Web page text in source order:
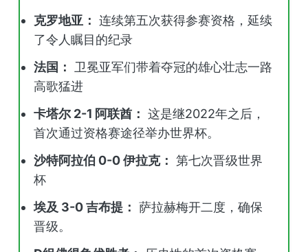
克罗地亚： 连续第五次获得参赛资格，延续
了令人瞩目的纪录
法国：
卫冕亚军们带着夺冠的雄心壮志一路
高歌猛进
卡塔尔 2-1 阿联酋： 这是继2022年之后，
首次通过资格赛途径举办世界杯。
沙特阿拉伯 0-0 伊拉克： 第七次晋级世界
杯
埃及 3-0 吉布提： 萨拉赫梅开二度，确保
晋级。